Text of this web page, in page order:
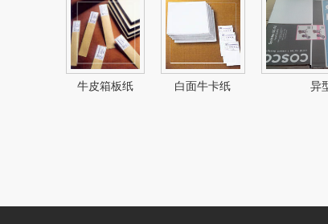
牛皮箱板纸 白面牛卡纸 异